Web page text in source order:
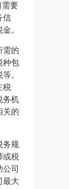
需要
信
。
需的
种包
。
税
务机
关的
务规
或税
公司
最大